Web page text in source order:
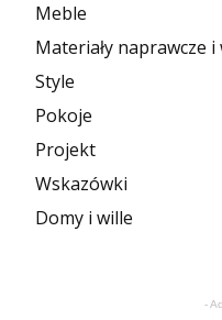
Meble
Materiały naprawcze
Style
Pokoje
Projekt
Wskazówki
Domy i wille
-